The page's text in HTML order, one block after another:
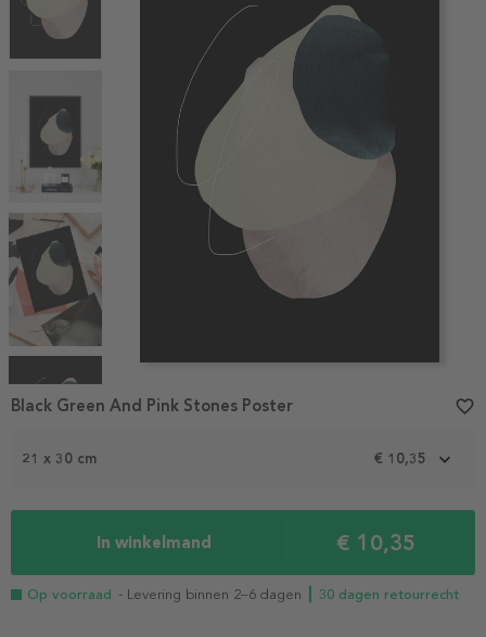
Item
1
21 x 30 cm € 10,35
In winkelmand € 10,35
Op voorraad - Levering binnen 2–6 dagen ┃ 30 dagen retourrecht
Black Green And Pink Stones Poster favorite_border